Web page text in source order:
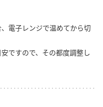
電子レンジで温めてから切
ですので、その都度調整し